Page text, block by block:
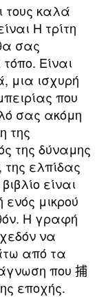
τους καλά
Η τρίτη
σας
Είναι
μια ισχυρή
που
σας ακόμη
της
της δύναμης
ελπίδας
είναι
μικρού
Η γραφή
να
από τα
που 捕
εποχής.